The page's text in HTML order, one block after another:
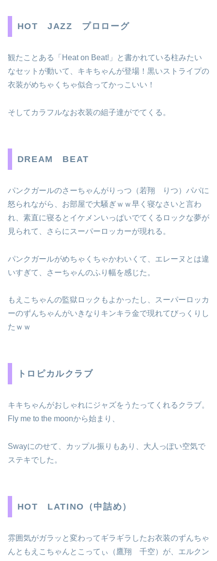
HOT JAZZ プロローグ
観たことある「Heat on Beat!」と書かれている柱みたい
なセットが動いて、キキちゃんが登場！黒いストライプの
衣装がめちゃくちゃ似合ってかっこいい！
そしてカラフルなお衣装の組子達がでてくる。
DREAM BEAT
パンクガールのさーちゃんがりっつ（若翔 りつ）パパに
怒られながら、お部屋で大騒ぎｗｗ早く寝なさいと言わ
れ、素直に寝るとイケメンいっぱいでてくるロックな夢が
見られて、さらにスーパーロッカーが現れる。
パンクガールがめちゃくちゃかわいくて、エレーヌとは違
いすぎて、さーちゃんのふり幅を感じた。
もえこちゃんの監獄ロックもよかったし、スーパーロッカ
ーのずんちゃんがいきなりキンキラ金で現れてびっくりし
たｗｗ
トロピカルクラブ
キキちゃんがおしゃれにジャズをうたってくれるクラブ。
Fly me to the moonから始まり、
Swayにのせて、カップル振りもあり、大人っぽい空気で
ステキでした。
HOT LATINO（中詰め）
雰囲気がガラッと変わってギラギラしたお衣装のずんちゃ
んともえこちゃんとこってぃ（鷹翔 千空）が、エルクン